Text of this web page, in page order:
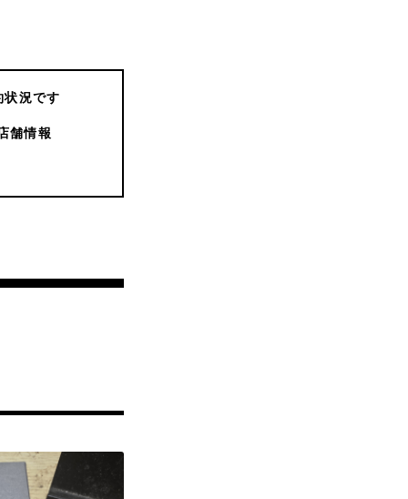
状況です
舗情報